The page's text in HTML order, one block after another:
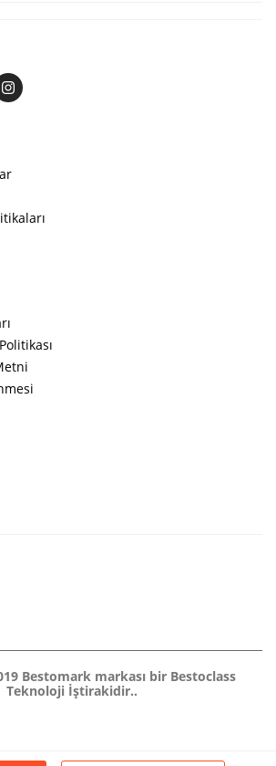
Bestomark markası bir Bestoclass
Teknoloji İştirakidir..